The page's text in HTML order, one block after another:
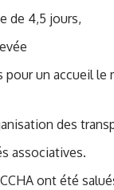
de 4,5 jours,
un accueil le
des
associatives.
ont été